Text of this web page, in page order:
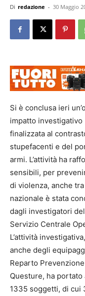
Di redazione - 30 Maggio
Si è conclusa ieri
impatto investigativo
finalizzata al
stupefacenti e del
armi. L’attività ha
sensibili, per
di violenza, anche
nazionale è stata
dagli investigatori
Servizio Centrale
L’attività
anche degli
Reparto
Questure, ha portato
1335 soggetti, di cui